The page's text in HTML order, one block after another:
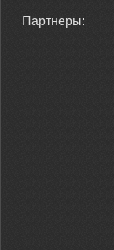
Партнеры: